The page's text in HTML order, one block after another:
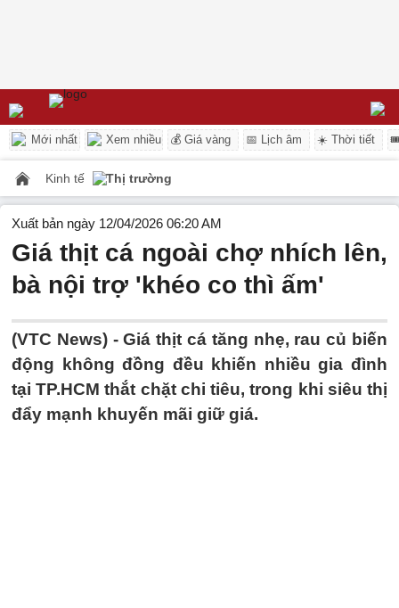
Mới nhất Xem nhiều 💰 Giá vàng 📅 Lịch âm ☀️ Thời tiết
Kinh tế Thị trường
Xuất bản ngày 12/04/2026 06:20 AM
Giá thịt cá ngoài chợ nhích lên,
bà nội trợ 'khéo co thì ấm'
(VTC News) -Giá thịt cá tăng nhẹ, rau củ biến
động không đồng đều khiến nhiều gia đình
tại TP.HCM thắt chặt chi tiêu, trong khi siêu thị
đẩy mạnh khuyến mãi giữ giá.